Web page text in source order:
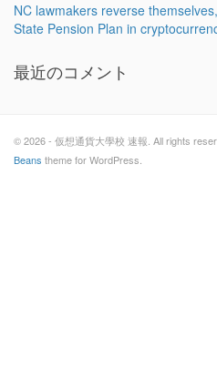
NC lawmakers reverse
State Pension Plan in
最近のコメント
© 2026 - 仮想通貨大學校 速報. All rights
Beans theme for WordPress.